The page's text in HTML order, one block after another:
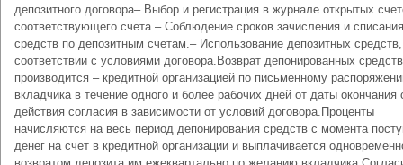
депозитного договора– Выбор и регистрация в журнале открытых
соответствующего счета.– Соблюдение сроков зачисления и списания
средств по депозитным счетам.– Использование депозитных
соответствии с условиями договора.Возврат депонированных средств
производится – кредитной организацией по письменному
вкладчика в течение одного и более рабочих дней от даты окончания
действия согласия в зависимости от условий договора.Проценты
начисляются на весь период депонирования средств с момента
денег на счет в кредитной организации и выплачивается